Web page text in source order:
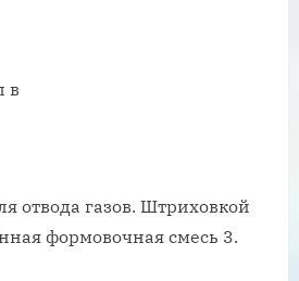
в
отвода газов. Штриховкой
формовочная смесь 3.